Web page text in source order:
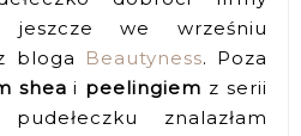
we wrześniu
bloga
Beautyness. Poza
shea i peelingiem z serii
znalazłam